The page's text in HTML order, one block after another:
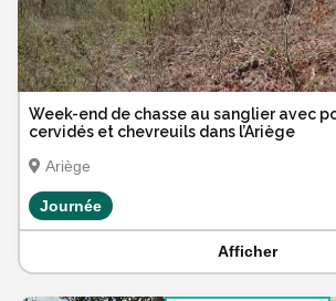
Week-end de chasse au sanglier avec
cervidés et chevreuils dans l’Ariège
Ariège
Journée
Afficher